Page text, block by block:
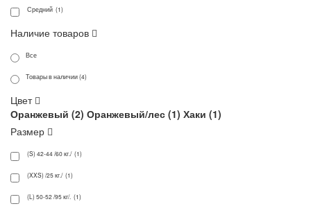
Средний (1)
Наличие товаров
Все
Товары в наличии (4)
Цвет
Оранжевый (2) Оранжевый/лес (1) Хаки (1)
Размер
(S) 42-44 /60 кг./ (1)
(XXS) /25 кг./ (1)
(L) 50-52 /95 кг/. (1)